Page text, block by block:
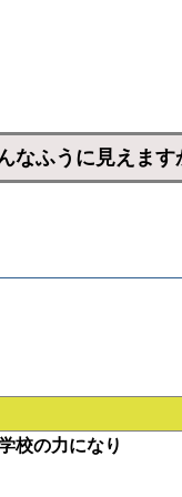
なふうに見えます
校の力になり